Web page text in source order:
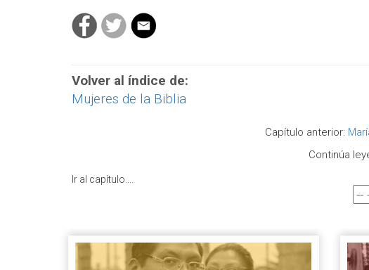
Volver al índice de:
Mujeres de la Biblia
Capítulo anterior:
Continúa
Ir al capítulo....